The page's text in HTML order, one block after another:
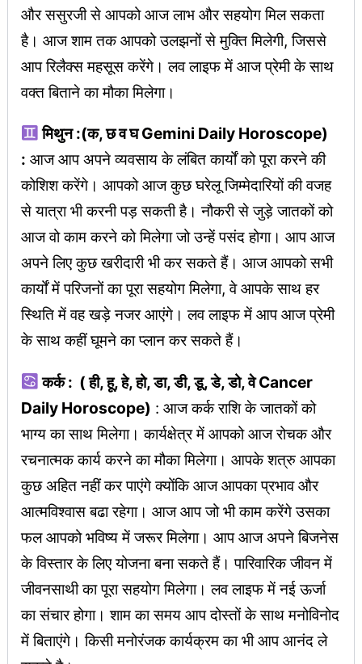
और ससुरजी से आपको आज लाभ और सहयोग मिल सकता
है। आज शाम तक आपको उलझनों से मुक्ति मिलेगी, जिससे
आप रिलैक्स महसूस करेंगे। लव लाइफ में आज प्रेमी के साथ
वक्त बिताने का मौका मिलेगा।
मिथुन :(क, छ व घ Gemini Daily Horoscope)
: आज आप अपने व्यवसाय के लंबित कार्यों को पूरा करने की
कोशिश करेंगे। आपको आज कुछ घरेलू जिम्मेदारियों की वजह
से यात्रा भी करनी पड़ सकती है। नौकरी से जुड़े जातकों को
आज वो काम करने को मिलेगा जो उन्हें पसंद होगा। आप आज
अपने लिए कुछ खरीदारी भी कर सकते हैं। आज आपको सभी
कार्यों में परिजनों का पूरा सहयोग मिलेगा, वे आपके साथ हर
स्थिति में वह खड़े नजर आएंगे। लव लाइफ में आप आज प्रेमी
के साथ कहीं घूमने का प्लान कर सकते हैं।
कर्क : ( ही, हू, हे, हो, डा, डी, डू, डे, डो, वे Cancer
Daily Horoscope) : आज कर्क राशि के जातकों को
भाग्य का साथ मिलेगा। कार्यक्षेत्र में आपको आज रोचक और
रचनात्मक कार्य करने का मौका मिलेगा। आपके शत्रु आपका
कुछ अहित नहीं कर पाएंगे क्योंकि आज आपका प्रभाव और
आत्मविश्वास बढा रहेगा। आज आप जो भी काम करेंगे उसका
फल आपको भविष्य में जरूर मिलेगा। आप आज अपने बिजनेस
के विस्तार के लिए योजना बना सकते हैं। पारिवारिक जीवन में
जीवनसाथी का पूरा सहयोग मिलेगा। लव लाइफ में नई ऊर्जा
का संचार होगा। शाम का समय आप दोस्तों के साथ मनोविनोद
में बिताएंगे। किसी मनोरंजक कार्यक्रम का भी आप आनंद ले